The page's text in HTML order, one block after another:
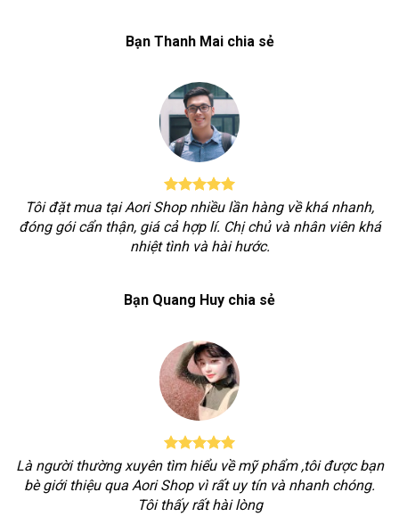
Bạn Thanh Mai chia sẻ
Tôi đặt mua tại Aori Shop nhiều lần hàng về khá nhanh,
đóng gói cẩn thận, giá cả hợp lí. Chị chủ và nhân viên khá
nhiệt tình và hài hước.
Bạn Quang Huy chia sẻ
Là người thường xuyên tìm hiểu về mỹ phẩm ,tôi được bạn
bè giới thiệu qua Aori Shop vì rất uy tín và nhanh chóng.
Tôi thấy rất hài lòng